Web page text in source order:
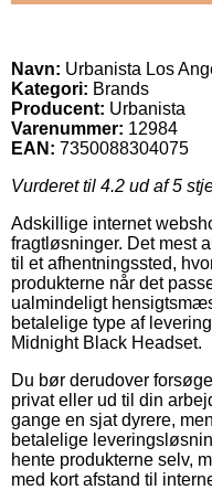
Navn: Urbanista Los
Kategori: Brands
Producent: Urbanista
Varenummer: 12984
EAN: 7350088304075
Vurderet til 4.2 ud af 5
Adskillige internet
fragtløsninger. Det mest
til et afhentningssted,
produkterne når det
ualmindeligt
betalelige type af
Midnight Black Headset.
Du bør derudover
privat eller ud til din
gange en sjat dyrere,
betalelige
hente produkterne selv,
med kort afstand til